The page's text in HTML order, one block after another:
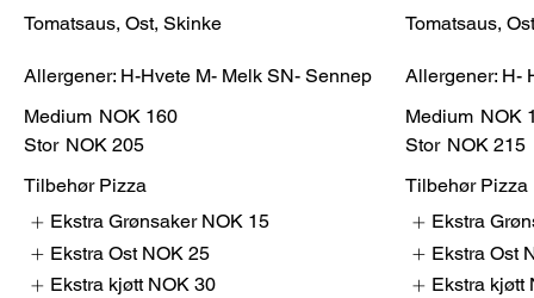
Tomatsaus, Ost, Skinke
Allergener: H-Hvete M- Melk SN- Sennep
Medium NOK 160
Stor NOK 205
Tilbehør Pizza
Ekstra Grønsaker NOK 15
Ekstra Ost NOK 25
Ekstra kjøtt NOK 30
Tomatsaus,
Allergener: H-
Medium NOK
Stor NOK 215
Tilbehør Pizza
Ekstra
Ekstra Ost
Ekstra kjøtt